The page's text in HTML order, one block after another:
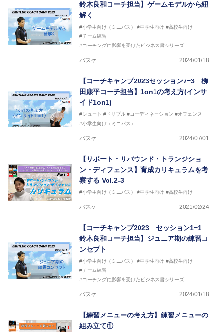
鈴木良和コーチ担当】ゲームモデルから紐
解く
#小学生向け（ミニバス） #中学生向け #高校生向け
#チーム練習
#コーチングに影響を受けたビジネス書シリーズ
バスケ 2024/01/18
【コーチキャンプ2023セッション7−3 柳
田康平コーチ担当】1on1の考え方(インサ
イド1on1)
#シュート #ドリブル #コーディネーション #オフェンス
#小学生向け（ミニバス）
バスケ 2024/07/01
【サポート・リバウンド・トランジショ
ン・ディフェンス】育成カリキュラムを考
察する Vol.2-3
#小学生向け（ミニバス） #中学生向け #高校生向け
バスケ 2021/02/24
【コーチキャンプ2023 セッション1−1
鈴木良和コーチ担当】ジュニア期の練習コ
ンセプト
#小学生向け（ミニバス） #中学生向け #高校生向け
#チーム練習
#コーチングに影響を受けたビジネス書シリーズ
バスケ 2024/01/18
【練習メニューの考え方】練習メニューの
組み立て①